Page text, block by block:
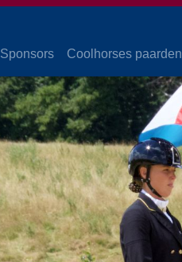
Sponsors Coolhorses paarden